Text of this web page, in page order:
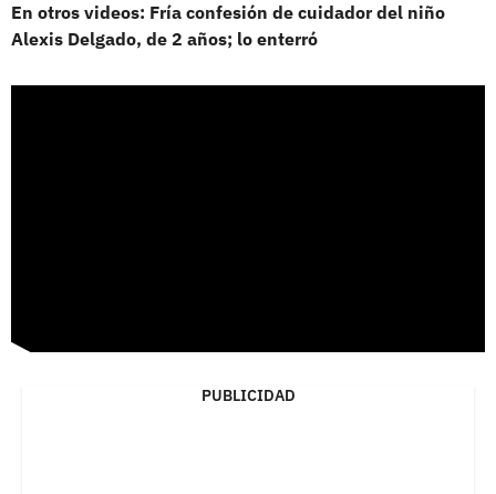
En otros videos: Fría confesión de cuidador del niño
Alexis Delgado, de 2 años; lo enterró
PUBLICIDAD